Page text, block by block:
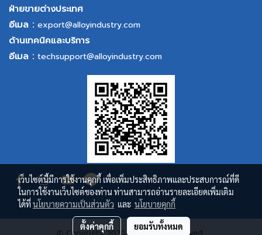
ฝ่ายขายต่างประเทศ
อีเมล : export@alloyindustry.com
ด้านเทคนิคและบริการ
อีเมล : techsupport@alloyindustry.com
© Copyright 2020 All Rights Reserved.
เว็บไซต์นี้มีการใช้งานคุกกี้ เพื่อเพิ่มประสิทธิภาพและประสบการณ์ที่ดี
ในการใช้งานเว็บไซต์ของท่าน ท่านสามารถอ่านรายละเอียดเพิ่มเติม
ได้ที่นโยบายความเป็นส่วนตัว และ นโยบายคุกกี้
ตั้งค่าคุกกี้ ยอมรับทั้งหมด